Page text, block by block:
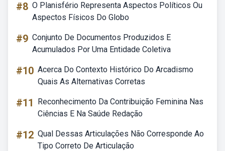
#8 O Planisfério Representa Aspectos Políticos Ou
Aspectos Físicos Do Globo
#9 Conjunto De Documentos Produzidos E
Acumulados Por Uma Entidade Coletiva
#10 Acerca Do Contexto Histórico Do Arcadismo
Quais As Alternativas Corretas
#11
Reconhecimento Da Contribuição Feminina Nas
Ciências E Na Saúde Redação
#12 Qual Dessas Articulações Não Corresponde Ao
Tipo Correto De Articulação